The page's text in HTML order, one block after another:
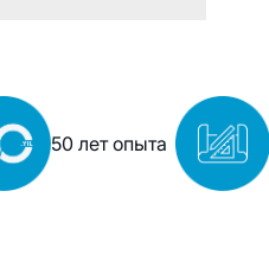
50 лет опыта